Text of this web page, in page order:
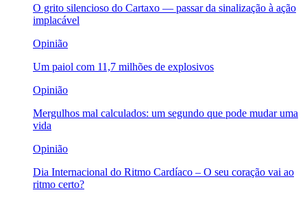
O grito silencioso do Cartaxo — passar da sinalização à ação
implacável
Opinião
Um paiol com 11,7 milhões de explosivos
Opinião
Mergulhos mal calculados: um segundo que pode mudar uma
vida
Opinião
Dia Internacional do Ritmo Cardíaco – O seu coração vai ao
ritmo certo?